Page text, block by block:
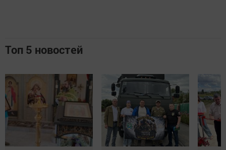
Топ 5 новостей